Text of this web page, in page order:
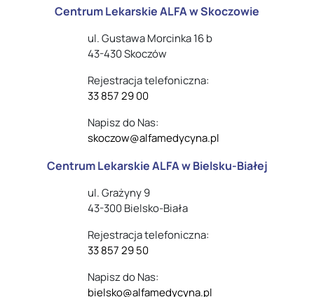
Centrum Lekarskie ALFA w Skoczowie
ul. Gustawa Morcinka 16 b
43-430 Skoczów
Rejestracja telefoniczna:
33 857 29 00
Napisz do Nas:
skoczow@alfamedycyna.pl
Centrum Lekarskie ALFA w Bielsku-Białej
ul. Grażyny 9
43-300 Bielsko-Biała
Rejestracja telefoniczna:
33 857 29 50
Napisz do Nas:
bielsko@alfamedycyna.pl